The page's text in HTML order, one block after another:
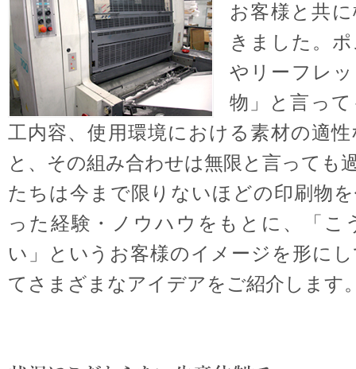
お客様と共
きました。
やリーフレ
物」と言っ
工内容、使用環境における素材の適
と、その組み合わせは無限と言っても
たちは今まで限りないほどの印刷物
った経験・ノウハウをもとに、「こ
い」というお客様のイメージを形に
てさまざまなアイデアをご紹介します